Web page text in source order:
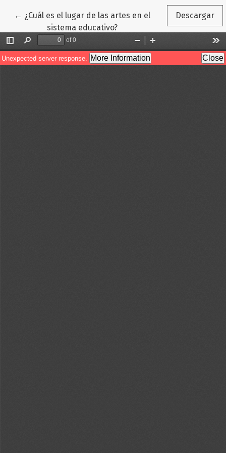
← Volver a los detalles del artículo
¿Cuál es el lugar de las artes en el
sistema educativo?
Descargar